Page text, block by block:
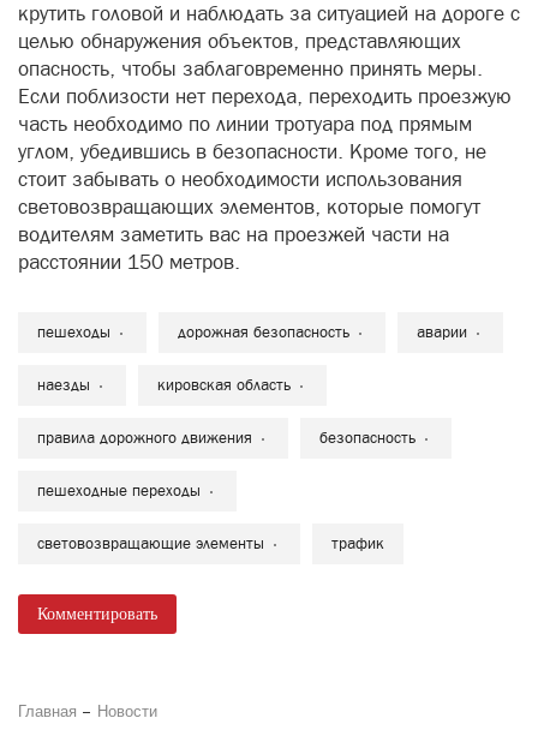
крутить головой и наблюдать за ситуацией на дороге с
целью обнаружения объектов, представляющих
опасность, чтобы заблаговременно принять меры.
Если поблизости нет перехода, переходить проезжую
часть необходимо по линии тротуара под прямым
углом, убедившись в безопасности. Кроме того, не
стоит забывать о необходимости использования
световозвращающих элементов, которые помогут
водителям заметить вас на проезжей части на
расстоянии 150 метров.
пешеходы дорожная безопасность аварии
наезды кировская область
правила дорожного движения безопасность
пешеходные переходы
световозвращающие элементы трафик
Комментировать
Главная Новости